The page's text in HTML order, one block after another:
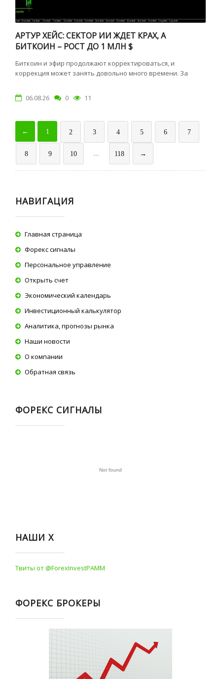
АРТУР ХЕЙС: СЕКТОР ИИ ЖДЕТ КРАХ, А
БИТКОИН – РОСТ ДО 1 МЛН $
Биткоин и эфир продолжают корректироваться, и
коррекция может занять довольно много времени. За
06.08.26 0 11
← 1 2 3 4 5 6 7
8 9 10 ... 118 →
НАВИГАЦИЯ
Главная страница
Форекс сигналы
Персональное управление
Открыть счет
Экономический календарь
Инвестиционный калькулятор
Аналитика, прогнозы рынка
Наши новости
О компании
Обратная связь
ФОРЕКС СИГНАЛЫ
НАШИ Х
Твиты от @ForexInvestPAMM
ФОРЕКС БРОКЕРЫ